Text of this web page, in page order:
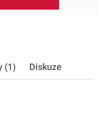
(1) Diskuze